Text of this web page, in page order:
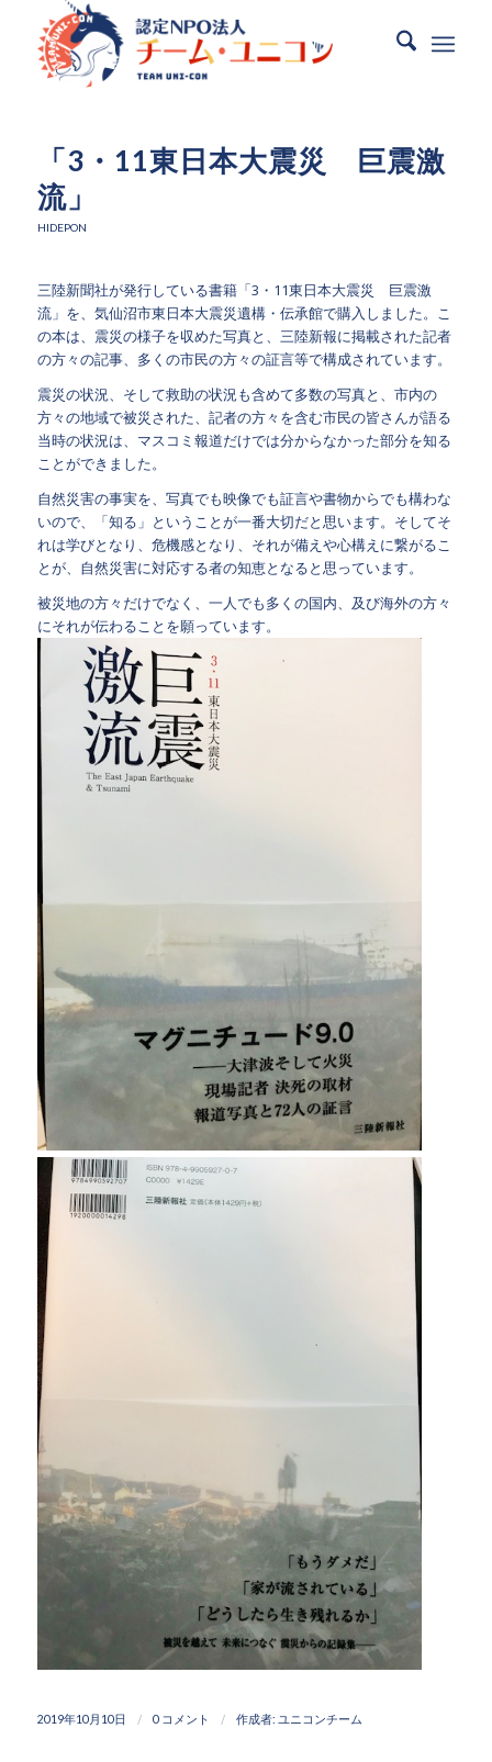
「3・11東日本大震災 巨震激
流」
HIDEPON
三陸新聞社が発行している書籍「3・11東日本大震災 巨震激
流」を、気仙沼市東日本大震災遺構・伝承館で購入しました。こ
の本は、震災の様子を収めた写真と、三陸新報に掲載された記者
の方々の記事、多くの市民の方々の証言等で構成されています。
震災の状況、そして救助の状況も含めて多数の写真と、市内の
方々の地域で被災された、記者の方々を含む市民の皆さんが語る
当時の状況は、マスコミ報道だけでは分からなかった部分を知る
ことができました。
自然災害の事実を、写真でも映像でも証言や書物からでも構わな
いので、「知る」ということが一番大切だと思います。そしてそ
れは学びとなり、危機感となり、それが備えや心構えに繋がるこ
とが、自然災害に対応する者の知恵となると思っています。
被災地の方々だけでなく、一人でも多くの国内、及び海外の方々
にそれが伝わることを願っています。
2019年10月10日 / 0 コメント / 作成者: ユニコンチーム